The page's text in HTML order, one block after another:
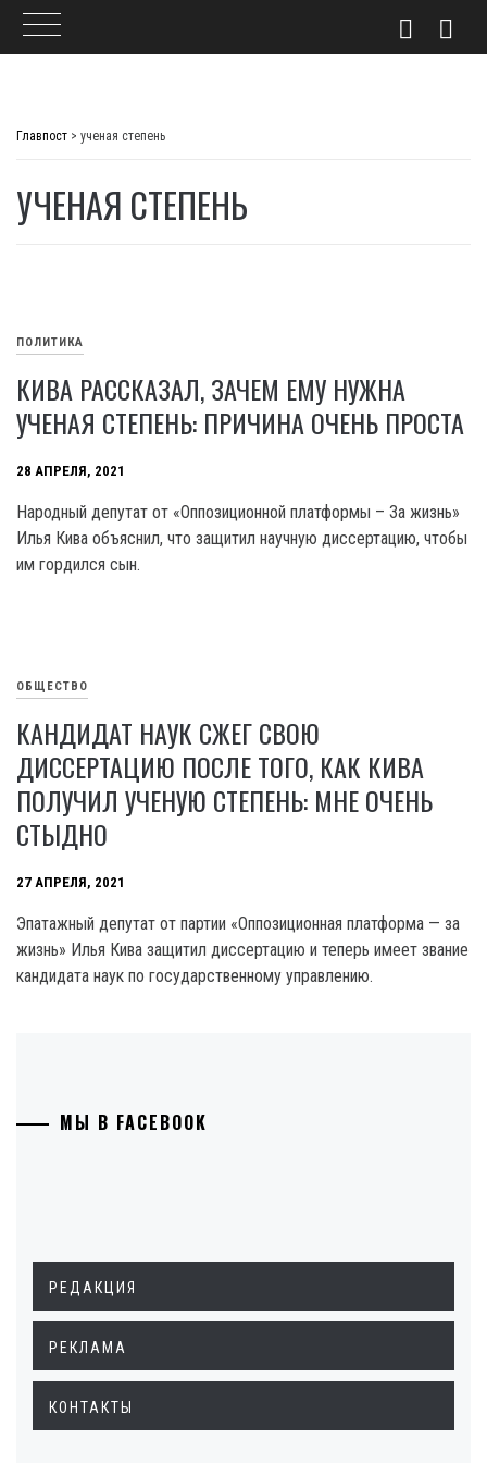
Главпост > ученая степень
УЧЕНАЯ СТЕПЕНЬ
ПОЛИТИКА
КИВА РАССКАЗАЛ, ЗАЧЕМ ЕМУ НУЖНА
УЧЕНАЯ СТЕПЕНЬ: ПРИЧИНА ОЧЕНЬ ПРОСТА
28 АПРЕЛЯ, 2021
Народный депутат от «Оппозиционной платформы – За жизнь»
Илья Кива объяснил, что защитил научную диссертацию, чтобы
им гордился сын.
ОБЩЕСТВО
КАНДИДАТ НАУК СЖЕГ СВОЮ
ДИССЕРТАЦИЮ ПОСЛЕ ТОГО, КАК КИВА
ПОЛУЧИЛ УЧЕНУЮ СТЕПЕНЬ: МНЕ ОЧЕНЬ
СТЫДНО
27 АПРЕЛЯ, 2021
Эпатажный депутат от партии «Оппозиционная платформа — за
жизнь» Илья Кива защитил диссертацию и теперь имеет звание
кандидата наук по государственному управлению.
МЫ В FACEBOOK
РЕДАКЦИЯ
РЕКЛАМА
КОНТАКТЫ